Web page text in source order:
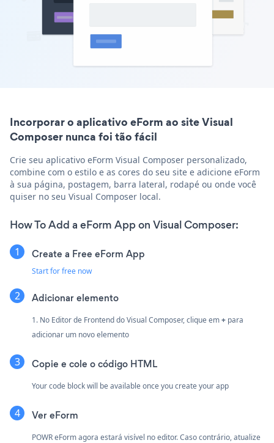
Incorporar o aplicativo eForm ao site Visual
Composer nunca foi tão fácil
Crie seu aplicativo eForm Visual Composer personalizado,
combine com o estilo e as cores do seu site e adicione eForm
à sua página, postagem, barra lateral, rodapé ou onde você
quiser no seu Visual Composer local.
How To Add a eForm App on Visual Composer:
Create a Free eForm App
Start for free now
Adicionar elemento
1. No Editor de Frontend do Visual Composer, clique em+ para
adicionar um novo elemento
Copie e cole o código HTML
Your code block will be available once you create your app
Ver eForm
POWR eForm agora estará visível no editor. Caso contrário, atualize